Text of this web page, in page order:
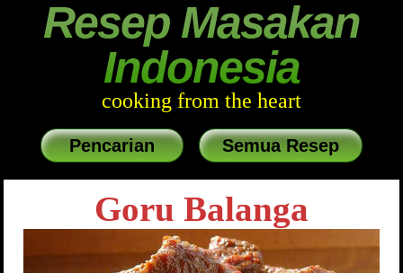
Resep Masakan
Indonesia
cooking from the heart
Pencarian Semua Resep
Goru Balanga